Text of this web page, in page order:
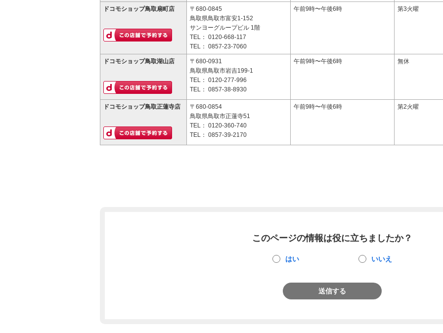
ドコモショップ鳥取扇町店
〒680-0845
鳥取県鳥取市富安1-152
サンヨーグループビル 1階
TEL： 0120-668-117
TEL： 0857-23-7060
午前9時〜午後6時 第3火曜
ドコモショップ鳥取湖山店
〒680-0931
鳥取県鳥取市岩吉199-1
TEL： 0120-277-996
TEL： 0857-38-8930
午前9時〜午後6時 無休
ドコモショップ鳥取正蓮寺店
〒680-0854
鳥取県鳥取市正蓮寺51
TEL： 0120-360-740
TEL： 0857-39-2170
午前9時〜午後6時 第2火曜
このページの情報は役に立ちましたか？
はい いいえ
送信する